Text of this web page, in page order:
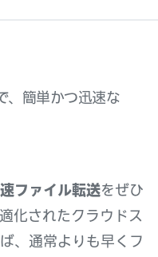
、簡単かつ迅速な
ファイル転送をぜひ
化されたクラウドス
、通常よりも早くフ